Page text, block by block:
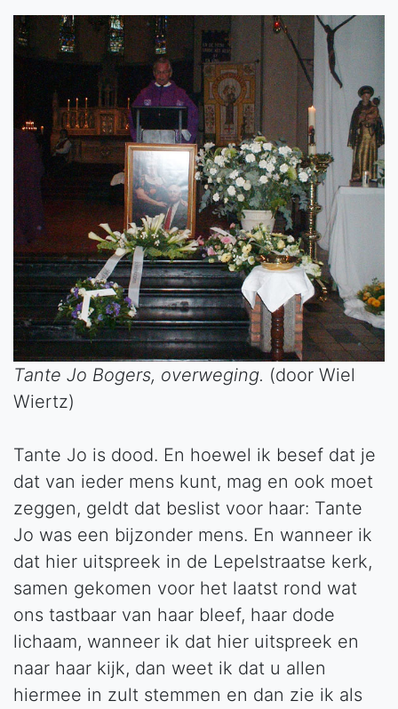
Tante Jo Bogers, overweging. (door Wiel
Wiertz)
Tante Jo is dood. En hoewel ik besef dat je
dat van ieder mens kunt, mag en ook moet
zeggen, geldt dat beslist voor haar: Tante
Jo was een bijzonder mens. En wanneer ik
dat hier uitspreek in de Lepelstraatse kerk,
samen gekomen voor het laatst rond wat
ons tastbaar van haar bleef, haar dode
lichaam, wanneer ik dat hier uitspreek en
naar haar kijk, dan weet ik dat u allen
hiermee in zult stemmen en dan zie ik als